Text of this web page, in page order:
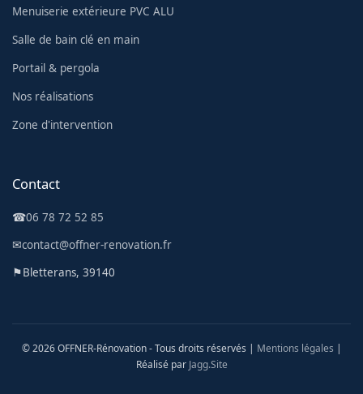
Menuiserie extérieure PVC ALU
Salle de bain clé en main
Portail & pergola
Nos réalisations
Zone d'intervention
Contact
☎06 78 72 52 85
✉contact@offner-renovation.fr
⚑Bletterans, 39140
© 2026 OFFNER-Rénovation - Tous droits réservés | Mentions légales |
Réalisé par Jagg.Site